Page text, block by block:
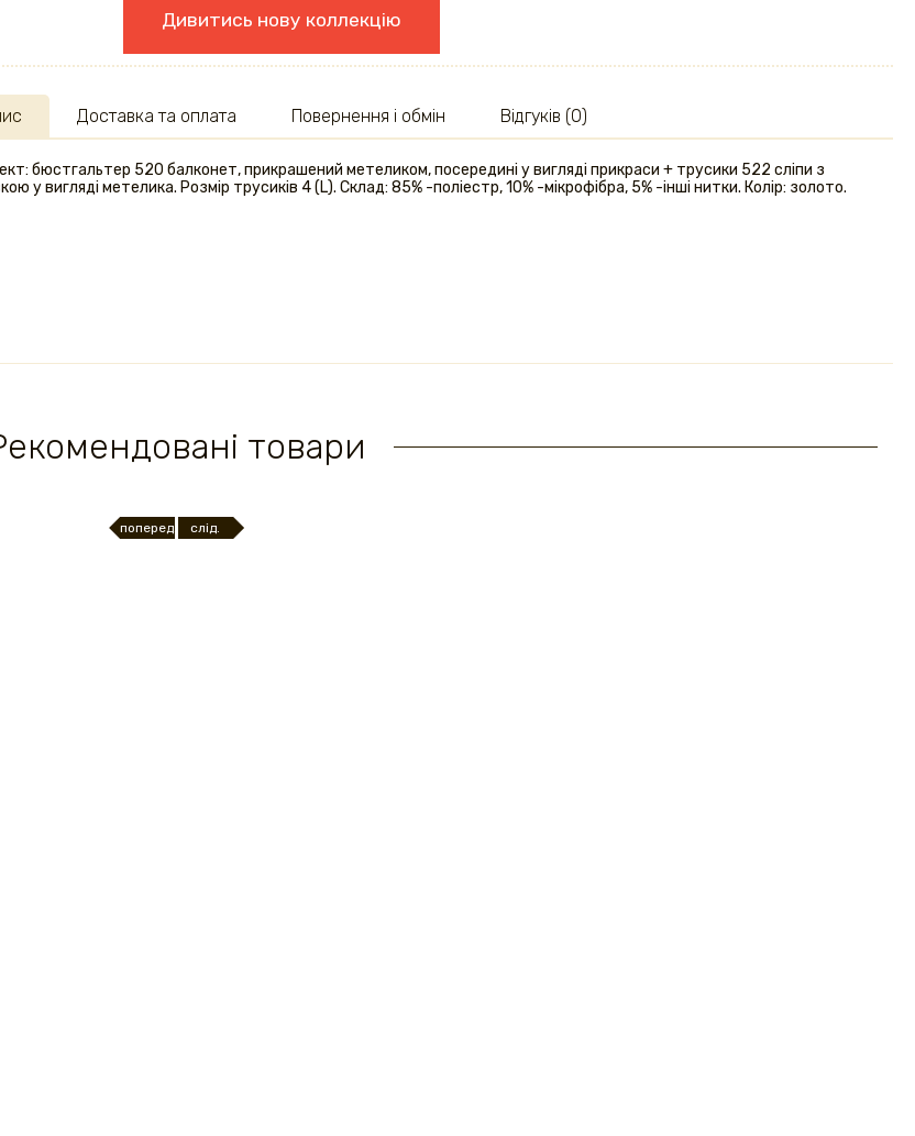
Дивитись нову коллекцію
бюстгальтер 520 балконет, прикрашений метеликом, посередині у вигляді прикраси + трусики 522 сліпи з
у вигляді метелика. Розмір трусиків 4 (L). Склад: 85% -поліестр, 10% -мікрофібра, 5% -інші нитки. Колір: золото.
Доставка та оплата Повернення і обмін Відгуків (0)
товари
поперед. слід.